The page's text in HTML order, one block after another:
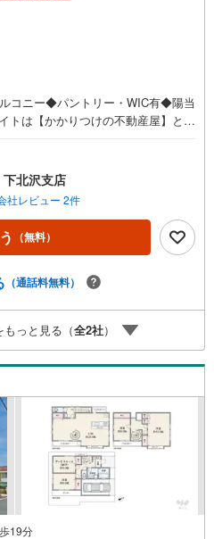
コニー◆パントリー・WIC有◆陽当
トは【かかりつけの不動産屋】とし
網を駆使し、最良の不動産をご提
ーション無料相談会 毎日随時開
リジナルの住宅購入・住替え等に
したガイドブックをご希望者様に
北沢支店
社レビュー 2件
（無料）
（通話料無料）
っと見る（全2社）
19分